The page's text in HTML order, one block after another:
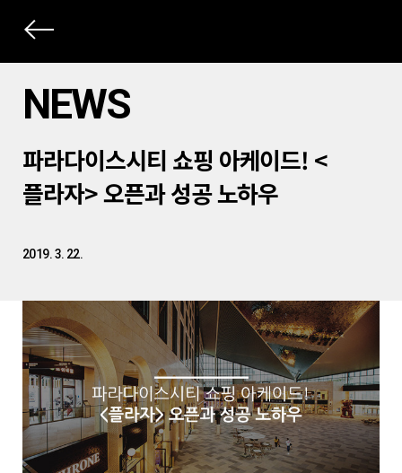
상
NEWS
문
제
목
파라다이스시티 쇼핑 아케이드! <
플라자> 오픈과 성공 노하우
2019. 3. 22.